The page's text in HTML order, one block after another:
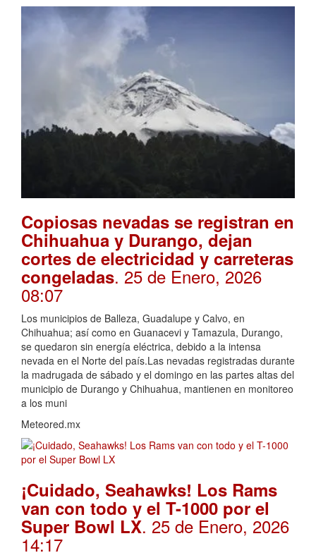
Copiosas nevadas se registran en
Chihuahua y Durango, dejan
cortes de electricidad y carreteras
congeladas. 25 de Enero, 2026
08:07
Los municipios de Balleza, Guadalupe y Calvo, en
Chihuahua; así como en Guanacevi y Tamazula, Durango,
se quedaron sin energía eléctrica, debido a la intensa
nevada en el Norte del país.Las nevadas registradas durante
la madrugada de sábado y el domingo en las partes altas del
municipio de Durango y Chihuahua, mantienen en monitoreo
a los muni
Meteored.mx
¡Cuidado, Seahawks! Los Rams
van con todo y el T-1000 por el
Super Bowl LX. 25 de Enero, 2026
14:17